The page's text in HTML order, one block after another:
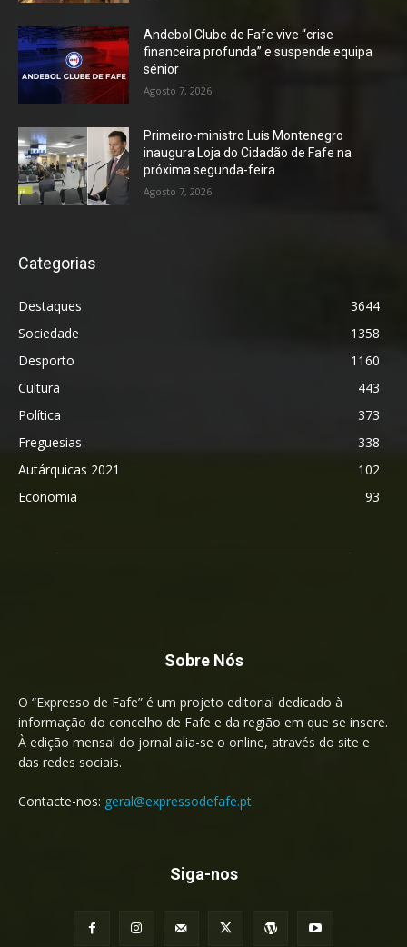
Andebol Clube de Fafe vive “crise
financeira profunda” e suspende equipa
sénior
Agosto 7, 2026
Primeiro-ministro Luís Montenegro
inaugura Loja do Cidadão de Fafe na
próxima segunda-feira
Agosto 7, 2026
Categorias
Destaques
3644
Sociedade
1358
Desporto
1160
Cultura
443
Política
373
Freguesias
338
Autárquicas 2021
102
Economia
93
Sobre Nós
O “Expresso de Fafe” é um projeto editorial dedicado à
informação do concelho de Fafe e da região em que se insere.
À edição mensal do jornal alia-se o online, através do site e
das redes sociais.
Contacte-nos: geral@expressodefafe.pt
Siga-nos